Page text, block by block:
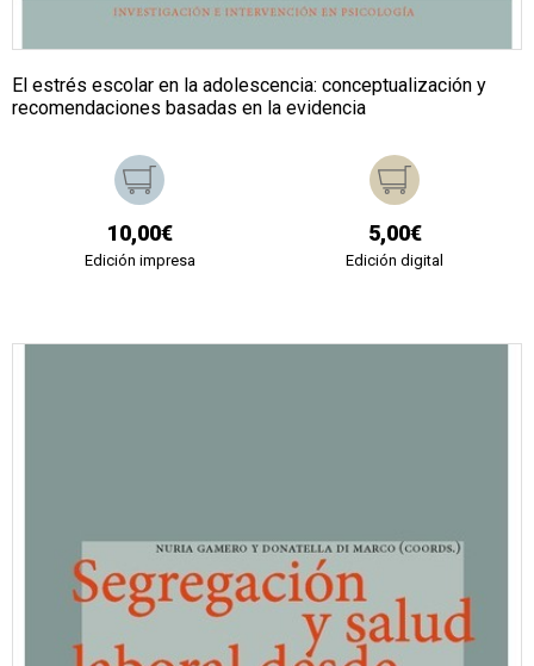
El estrés escolar en la adolescencia: conceptualización y
recomendaciones basadas en la evidencia
10,00€
Edición impresa
5,00€
Edición digital